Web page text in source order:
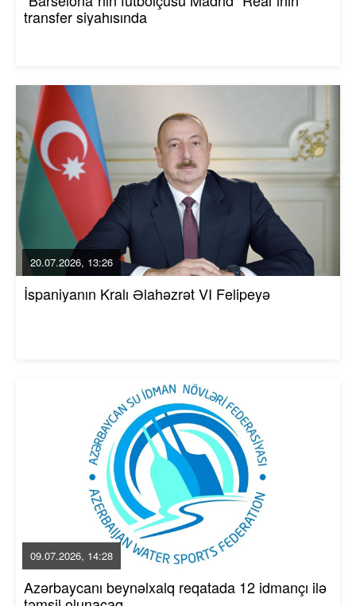
transfer siyahısında
20.07.2026, 13:26
İspaniyanın Kralı Əlahəzrət VI Felipeyə
09.07.2026, 14:28
Azərbaycanı beynəlxalq reqatada 12 idmançı ilə